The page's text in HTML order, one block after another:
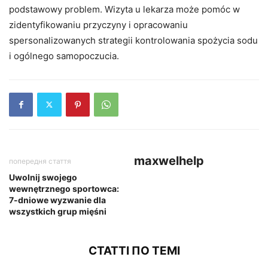
podstawowy problem. Wizyta u lekarza może pomóc w
zidentyfikowaniu przyczyny i opracowaniu
spersonalizowanych strategii kontrolowania spożycia sodu
i ogólnego samopoczucia.
попередня стаття
Uwolnij swojego
wewnętrznego sportowca:
7-dniowe wyzwanie dla
wszystkich grup mięśni
maxwelhelp
СТАТТІ ПО ТЕМІ